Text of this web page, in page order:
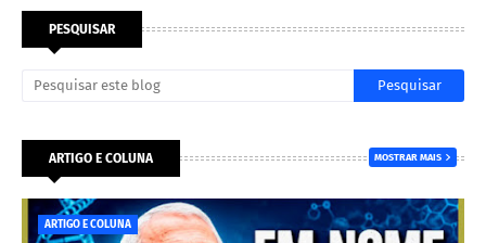
PESQUISAR
ARTIGO E COLUNA MOSTRAR MAIS
ARTIGO E COLUNA